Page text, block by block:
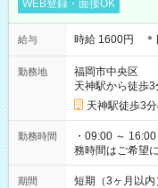
WEB登録・面接OK
給与 時給 1600円 ＊
勤務地
福岡市中央区
天神駅から徒歩3
天神駅徒歩3
勤務時間
・09:00 ～
務時間はご希望
期間 短期（3ヶ月以内